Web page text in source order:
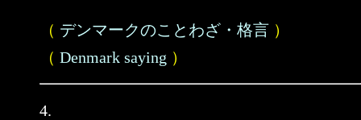
（ デンマークのことわざ・格言 ）
（ Denmark saying ）
4.